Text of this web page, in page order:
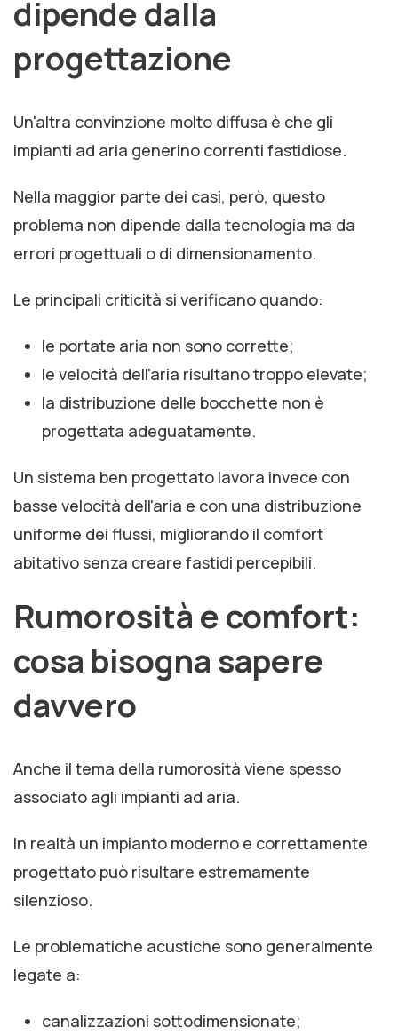
dipende dalla
progettazione
Un'altra convinzione molto diffusa è che gli
impianti ad aria generino correnti fastidiose.
Nella maggior parte dei casi, però, questo
problema non dipende dalla tecnologia ma da
errori progettuali o di dimensionamento.
Le principali criticità si verificano quando:
le portate aria non sono corrette;
le velocità dell'aria risultano troppo elevate;
la distribuzione delle bocchette non è
progettata adeguatamente.
Un sistema ben progettato lavora invece con
basse velocità dell'aria e con una distribuzione
uniforme dei flussi, migliorando il comfort
abitativo senza creare fastidi percepibili.
Rumorosità e comfort:
cosa bisogna sapere
davvero
Anche il tema della rumorosità viene spesso
associato agli impianti ad aria.
In realtà un impianto moderno e correttamente
progettato può risultare estremamente
silenzioso.
Le problematiche acustiche sono generalmente
legate a:
canalizzazioni sottodimensionate;